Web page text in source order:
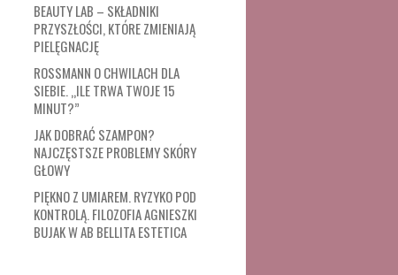
BEAUTY LAB – SKŁADNIKI
PRZYSZŁOŚCI, KTÓRE ZMIENIAJĄ
PIELĘGNACJĘ
ROSSMANN O CHWILACH DLA
SIEBIE. „ILE TRWA TWOJE 15
MINUT?”
JAK DOBRAĆ SZAMPON?
NAJCZĘSTSZE PROBLEMY SKÓRY
GŁOWY
PIĘKNO Z UMIAREM. RYZYKO POD
KONTROLĄ. FILOZOFIA AGNIESZKI
BUJAK W AB BELLITA ESTETICA